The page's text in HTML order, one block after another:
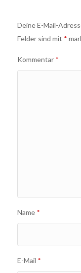
Navigation
Deine E-Mail-
Felder sind mit *
Kommentar *
Name *
E-Mail *